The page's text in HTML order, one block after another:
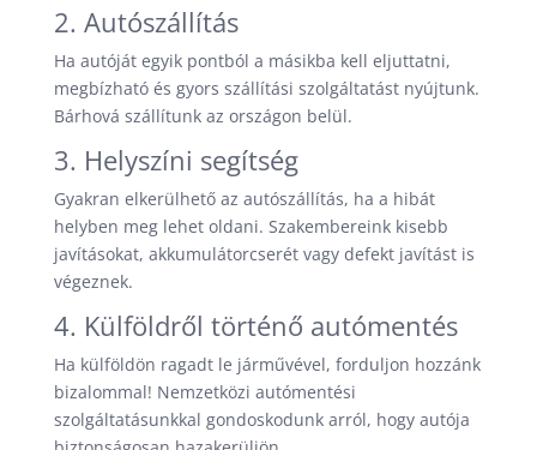
2. Autószállítás
Ha autóját egyik pontból a másikba kell eljuttatni,
megbízható és gyors szállítási szolgáltatást nyújtunk.
Bárhová szállítunk az országon belül.
3. Helyszíni segítség
Gyakran elkerülhető az autószállítás, ha a hibát
helyben meg lehet oldani. Szakembereink kisebb
javításokat, akkumulátorcserét vagy defekt javítást is
végeznek.
4. Külföldről történő autómentés
Ha külföldön ragadt le járművével, forduljon hozzánk
bizalommal! Nemzetközi autómentési
szolgáltatásunkkal gondoskodunk arról, hogy autója